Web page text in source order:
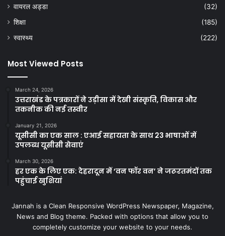
वायरल अड्डा
(32)
शिक्षा
(185)
स्वास्थ्य
(222)
Most Viewed Posts
March 24, 2026
उत्तराखंड के पत्रकारों ने उड़ीसा में देखी संस्कृति, विकास और
तकनीक की नई तस्वीर
January 21, 2026
यूसीसी का एक साल : एआई सहायता के साथ 23 भाषाओं में
उपलब्ध यूसीसी सेवाएं
March 30, 2026
हर एक के लिए एक: देहरादून में ‘वन फॉर वन’ ने जरूरतमंदों तक
पहुंचाई खुशियां
Jannah is a Clean Responsive WordPress Newspaper, Magazine,
News and Blog theme. Packed with options that allow you to
completely customize your website to your needs.